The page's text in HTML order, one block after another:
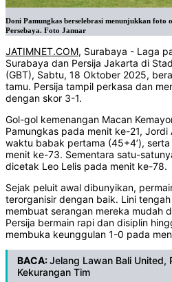
Doni Pamungkas berselebrasi menunjukkan foto
Persebaya. Foto Januar
JATIMNET.COM, Surabaya - Laga
Surabaya dan Persija Jakarta di
(GBT), Sabtu, 18 Oktober 2025,
tamu. Persija tampil perkasa dan
dengan skor 3-1.
Gol-gol kemenangan Macan
Pamungkas pada menit ke-21,
waktu babak pertama (45+4’),
menit ke-73. Sementara satu-
dicetak Leo Lelis pada menit ke-78.
Sejak peluit awal dibunyikan,
terorganisir dengan baik. Lini
membuat serangan mereka mudah
Persija bermain rapi dan disiplin
membuka keunggulan 1-0 pada
BACA:Jelang Lawan Bali United,
Kekurangan Tim